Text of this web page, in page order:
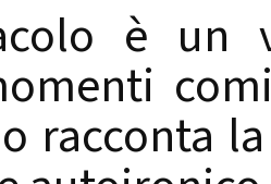
è un
racconta